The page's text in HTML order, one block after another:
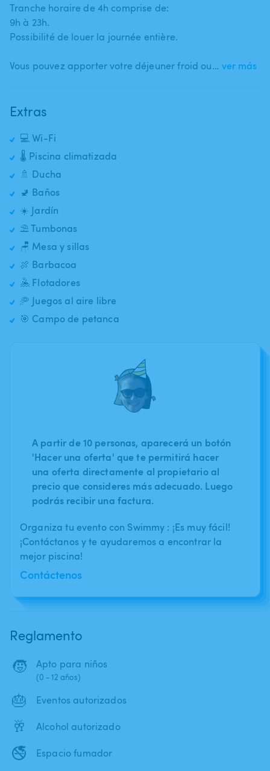
Tranche horaire de 4h comprise de:
9h à 23h.
Possibilité de louer la journée entière.
Vous pouvez apporter votre déjeuner froid ou… ver más
Extras
💻 Wi-Fi
🌡️ Piscina climatizada
🚿 Ducha
🚽 Baños
☀️ Jardín
⛱️ Tumbonas
🪑 Mesa y sillas
🍖 Barbacoa
🤽 Flotadores
🥏 Juegos al aire libre
🎯 Campo de petanca
A partir de 10 personas, aparecerá un botón
'Hacer una oferta' que te permitirá hacer
una oferta directamente al propietario al
precio que consideres más adecuado. Luego
podrás recibir una factura.
Organiza tu evento con Swimmy : ¡Es muy fácil!
¡Contáctanos y te ayudaremos a encontrar la
mejor piscina!
Contáctenos
Reglamento
🧒 Apto para niños
(0 - 12 años)
🎂 Eventos autorizados
🥂 Alcohol autorizado
🚭 Espacio fumador